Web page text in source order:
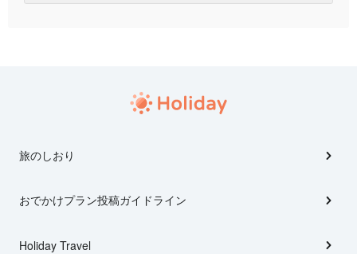
旅のしおり
おでかけプラン投稿ガイドライン
Holiday Travel